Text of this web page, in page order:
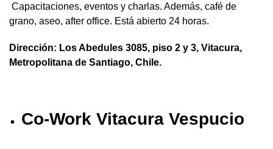
Capacitaciones, eventos y charlas. Además, café de
grano, aseo, after office. Está abierto 24 horas.
Dirección: Los Abedules 3085, piso 2 y 3, Vitacura,
Metropolitana de Santiago, Chile.
Co-Work Vitacura Vespucio